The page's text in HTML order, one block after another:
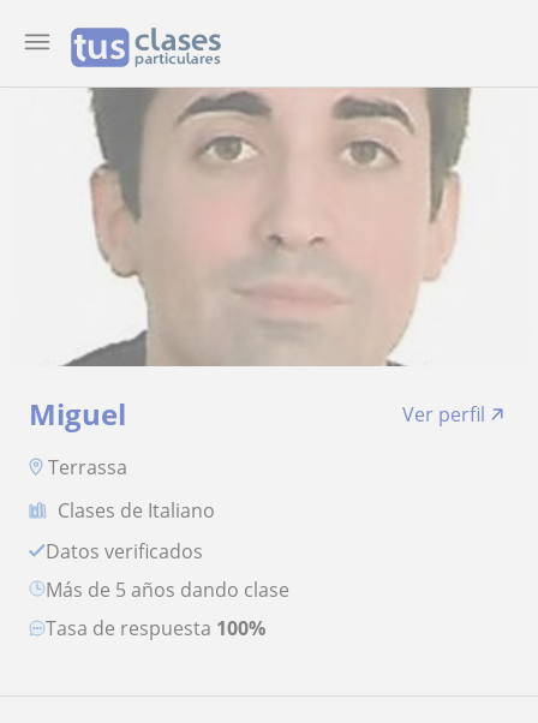
Miguel
Ver perfil
Terrassa
Clases de Italiano
Datos verificados
más de 5 años dando clase
Tasa de respuesta 100%